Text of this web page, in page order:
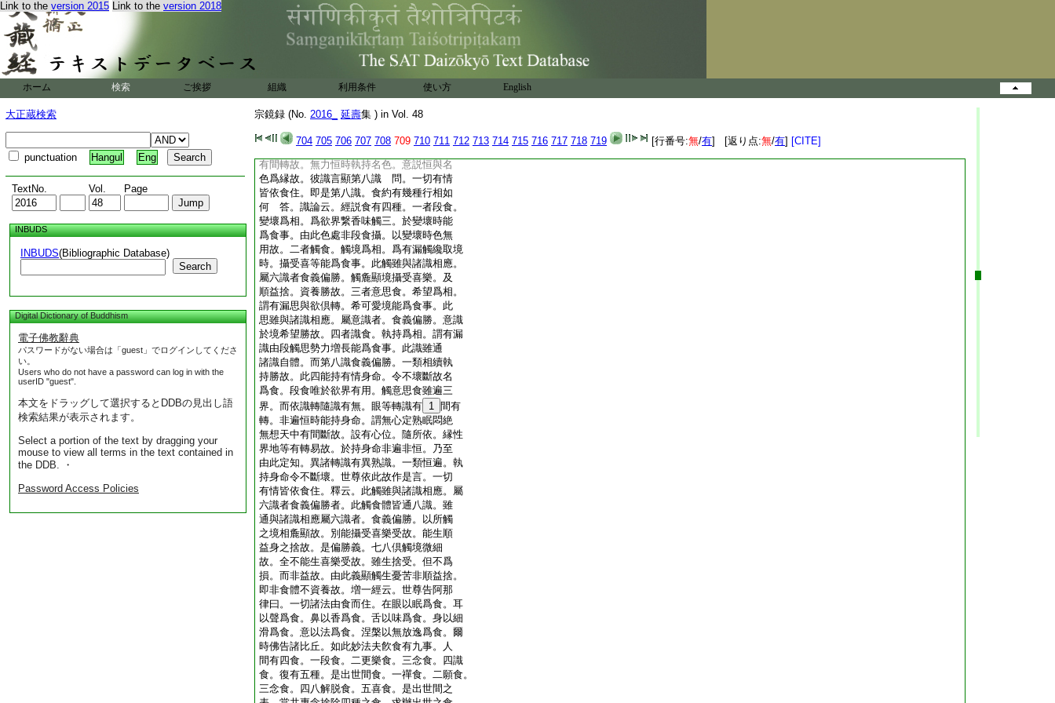
Link to the version 2015 Link to the version 2018
ホーム 検索 ご挨拶 組織 利用条件 使い方 English
大正蔵検索
punctuation Hangul Eng
TextNo. Vol. Page
INBUDS
INBUDS(Bibliographic Database)
Search
Digital Dictionary of Buddhism
電子佛教辭典
パスワードがない場合は「guest」でログインしてくださ
い。
Users who do not have a password can log in with the
userID "guest".
本文をドラッグして選択するとDDBの見出し語
検索結果が表示されます。
Select a portion of the text by dragging your
mouse to view all terms in the text contained in
the DDB. ・
Password Access Policies
宗鏡録 (No. 2016_ 延壽集 ) in Vol. 48
704 705 706 707 708 709 710 711 712 713 714 715 716 717 718 719 [行番号:無/有] [返り点:無/有] [CITE]
漸生。唯異熟心。由先業力恒遍相續執受身
分。捨執受處冷觸便生。壽煖識三不相離故。
冷觸起處即是非情。雖變亦縁而不執受。故
知定有此第八識。又契經説。識縁名色。名色
縁識。如是一一法展轉相依。譬如束蘆倶時
而轉。若無此識彼識自體不應有故。謂彼經
中自作是釋。名謂非色四蘊。色謂羯邏藍等。
此二與識相依而住。如二束蘆更互爲縁。恒
倶時轉不相捨離。眼等轉識攝在名中。此識
若無。説誰爲識。亦不可説名中識蘊爲五識
有間轉故。無力恒時執持名色。意説恒與名
色爲縁故。彼識言顯第八識 問。一切有情
皆依食住。即是第八識。食約有幾種行相如
何 答。識論云。經説食有四種。一者段食。
變壞爲相。爲欲界繋香味觸三。於變壞時能
爲食事。由此色處非段食攝。以變壞時色無
用故。二者觸食。觸境爲相。爲有漏觸纔取境
時。攝受喜等能爲食事。此觸雖與諸識相應。
屬六識者食義偏勝。觸麁顯境攝受喜樂。及
順益捨。資養勝故。三者意思食。希望爲相。
謂有漏思與欲倶轉。希可愛境能爲食事。此
思雖與諸識相應。屬意識者。食義偏勝。意識
於境希望勝故。四者識食。執持爲相。謂有漏
識由段觸思勢力増長能爲食事。此識雖通
諸識自體。而第八識食義偏勝。一類相續執
持勝故。此四能持有情身命。令不壞斷故名
爲食。段食唯於欲界有用。觸意思食雖遍三
界。而依識轉隨識有無。眼等轉識有 1 間有
轉。非遍恒時能持身命。謂無心定熟眠悶絶
無想天中有間斷故。設有心位。隨所依。縁性
界地等有轉易故。於持身命非遍非恒。乃至
由此定知。異諸轉識有異熟識。一類恒遍。執
持身命令不斷壞。世尊依此故作是言。一切
有情皆依食住。釋云。此觸雖與諸識相應。屬
六識者食義偏勝者。此觸食體皆通八識。雖
通與諸識相應屬六識者。食義偏勝。以所觸
之境相麁顯故。別能攝受喜樂受故。能生順
益身之捨故。是偏勝義。七八倶觸境微細
故。全不能生喜樂受故。雖生捨受。但不爲
損。而非益故。由此義顯觸生憂苦非順益捨。
即非食體不資養故。増一經云。世尊告阿那
律曰。一切諸法由食而住。在眼以眠爲食。耳
以聲爲食。鼻以香爲食。舌以味爲食。身以細
滑爲食。意以法爲食。涅槃以無放逸爲食。爾
時佛告諸比丘。如此妙法夫飮食有九事。人
間有四食。一段食。二更樂食。三念食。四識
食。復有五種。是出世間食。一禪食。二願食。
三念食。四八解脱食。五喜食。是出世間之